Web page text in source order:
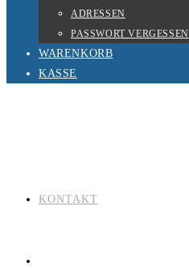
ADRESSEN
PASSWORT VERGESSEN
WARENKORB
KASSE
KONTAKT